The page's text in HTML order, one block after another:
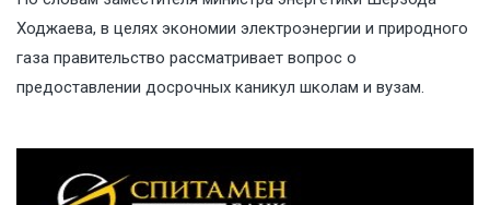
Ходжаева, в целях экономии электроэнергии и природного
газа правительство рассматривает вопрос о
предоставлении досрочных каникул школам и вузам.